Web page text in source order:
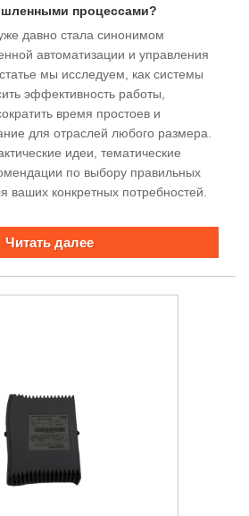
процессами?
давно стала синонимом
автоматизации и управления
мы исследуем, как системы
эффективность работы,
время простоев и
для отраслей любого размера.
идеи, тематические
по выбору правильных
ваших конкретных потребностей.
Читать далее